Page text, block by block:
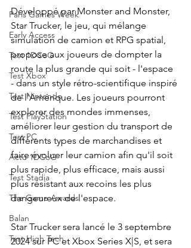
Paris Games Week
Early Access
Test 1DCoG
Test Xbox
Test Nintendo
Test PlayStation
Test PC
Actu 1DCoG
Test Stadia
The Game Awards
Balan
Test High Tech
Développé par Monster and Monster,
Star Trucker, le jeu, qui mélange
simulation de camion et RPG spatial,
propose aux joueurs de dompter la
route la plus grande qui soit - l'espace
- dans un style rétro-scientifique inspiré
de l'Amérique. Les joueurs pourront
explorer des mondes immenses,
améliorer leur gestion du transport de
différents types de marchandises et
faire évoluer leur camion afin qu'il soit
plus rapide, plus efficace, mais aussi
plus résistant aux recoins les plus
dangeureux de l'espace.
Star Trucker sera lancé le 3 septembre
2024 sur PC et Xbox Series X|S, et sera